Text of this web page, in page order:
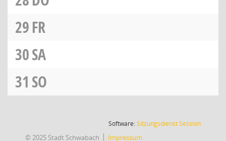
29FR
30SA
31 SO
Software:SitzungsdienstSession(Wird in
© 2025 Stadt Schwabach Impressum